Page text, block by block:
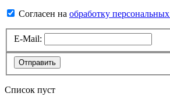
Согласен на обработку
E-Mail:
Отправить
Список пуст